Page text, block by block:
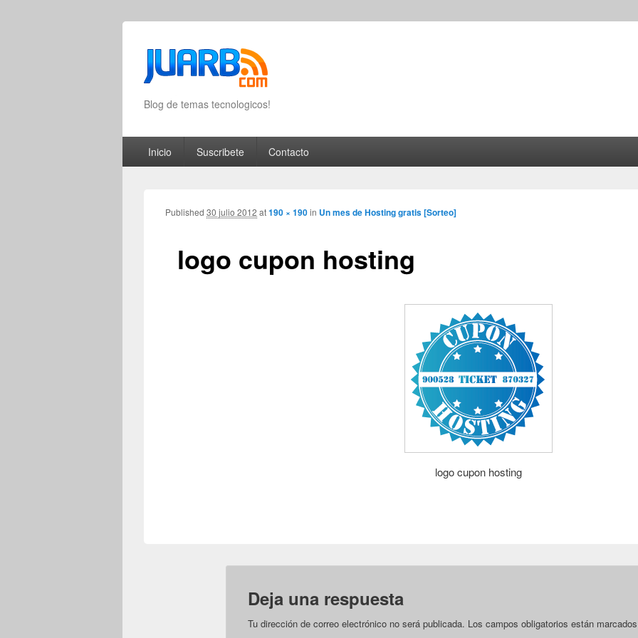
Blog de temas tecnologicos!
Primary menu
Skip to primary content
Skip to secondary content
Inicio Suscribete Contacto
logo cupon hosting
Published 30 julio 2012 at190 × 190in Un mes de Hosting gratis [Sorteo]
logo cupon hosting
Deja una respuesta
Tu dirección de correo electrónico no será publicada. Los campos obligatorios están